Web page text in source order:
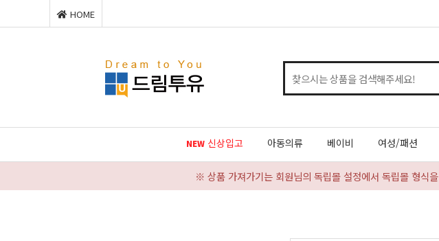
HOME
NEW신상입고 아동의류 베이비 여성/패션
※ 상품 가져가기는 회원님의 독립몰 설정에서 독립몰 형식을